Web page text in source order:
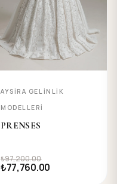
AYSIRA GELINLIK
MODELLERI
PRENSES
₺97,200.00
₺77,760.00